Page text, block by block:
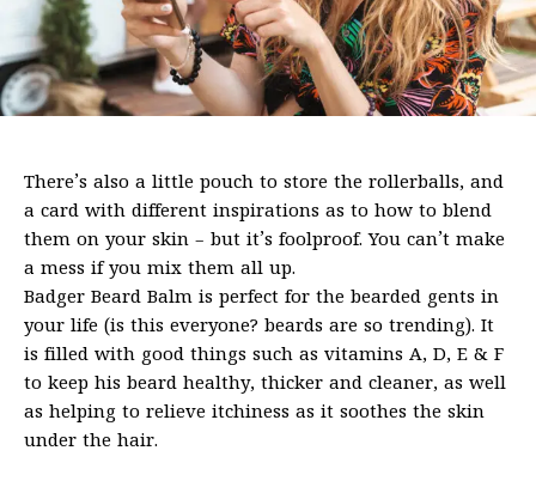
There’s also a little pouch to store the rollerballs, and
a card with different inspirations as to how to blend
them on your skin – but it’s foolproof. You can’t make
a mess if you mix them all up.
Badger Beard Balm is perfect for the bearded gents in
your life (is this everyone? beards are so trending). It
is filled with good things such as vitamins A, D, E & F
to keep his beard healthy, thicker and cleaner, as well
as helping to relieve itchiness as it soothes the skin
under the hair.